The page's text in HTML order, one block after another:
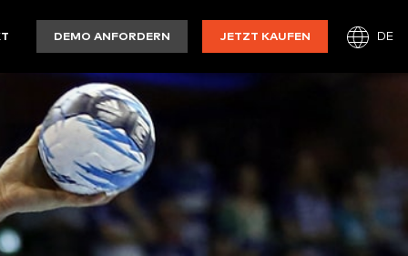
DEMO ANFORDERN JETZT KAUFEN DE